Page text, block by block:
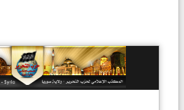
الرئيسية